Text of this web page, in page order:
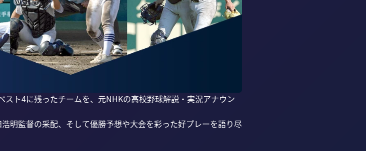
ト4に残ったチームを、元NHKの高校野球解説・実況アナウン
明監督の采配、そして優勝予想や大会を彩った好プレーを語り尽